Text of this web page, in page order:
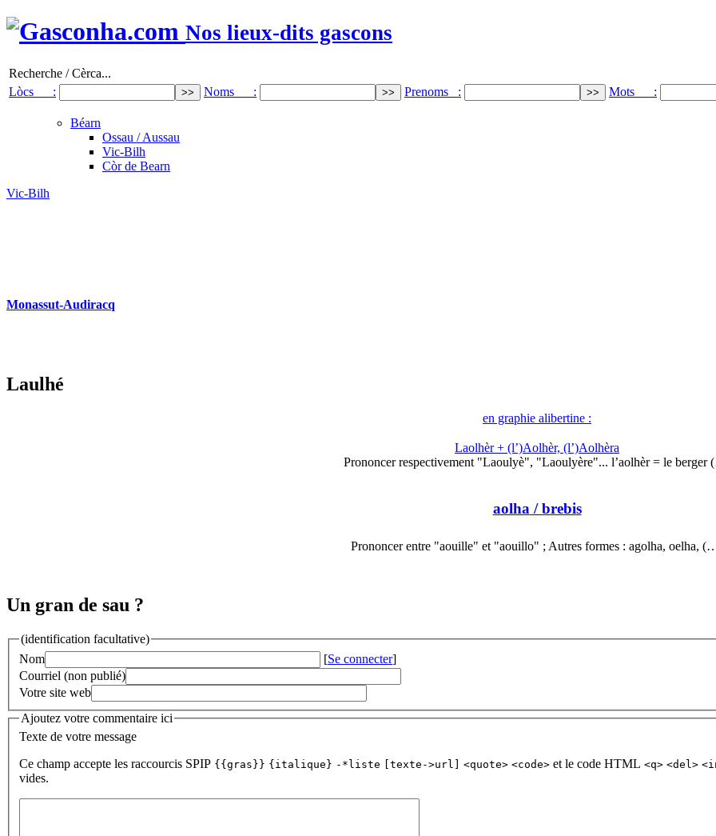
Nos lieux-dits gascons
Recherche / Cèrca...
Lòcs :
Noms : Prenoms : Mots :
Béarn
Ossau / Aussau
Vic-Bilh
Còr de Bearn
Vic-Bilh
Monassut-Audiracq
Laulhé
en graphie alibertine :
Laolhèr + (l’)Aolhèr, (l’)Aolhèra
Prononcer respectivement "Laoulyè", "Laoulyère"... l’aolhèr = le berger
aolha / brebis
Prononcer entre "aouille" et "aouillo" ; Autres formes : agolha, oelha,
Un gran de sau ?
(identification facultative)
Nom
[Se connecter]
Courriel (non publié)
Votre site web
Ajoutez votre commentaire ici
Texte de votre message
Ce champ accepte les raccourcis SPIP {{gras}} {italique} -*liste [texte->url] <quote> <code> et le code HTML <q> <del>
vides.